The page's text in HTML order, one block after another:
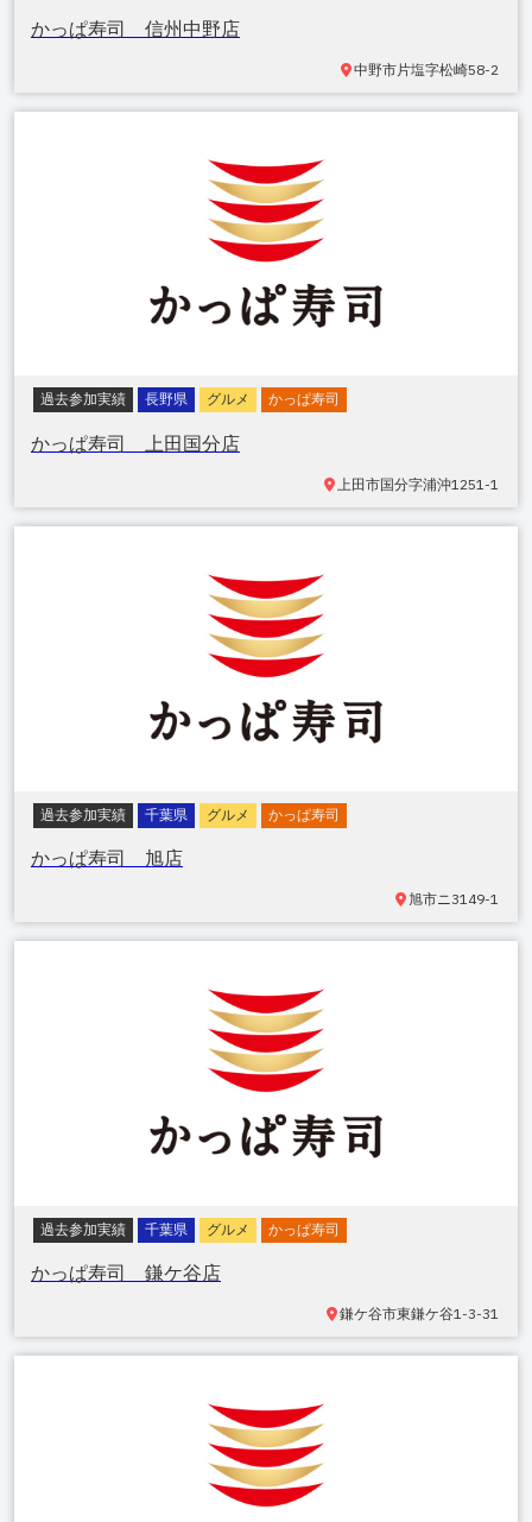
かっぱ寿司 信州中野店
中野市片塩字松崎58-2
過去参加実績 長野県 グルメ かっぱ寿司
かっぱ寿司 上田国分店
上田市国分字浦沖1251-1
過去参加実績 千葉県 グルメ かっぱ寿司
かっぱ寿司 旭店
旭市ニ3149-1
過去参加実績 千葉県 グルメ かっぱ寿司
かっぱ寿司 鎌ケ谷店
鎌ケ谷市東鎌ケ谷1-3-31